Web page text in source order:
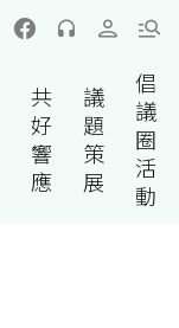
共
好
響
應
議
題
策
展
倡
議
圈
活
動